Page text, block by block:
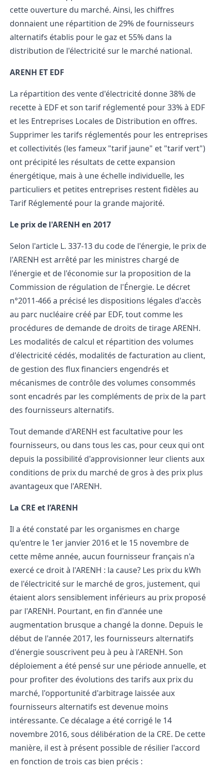
cette ouverture du marché. Ainsi, les chiffres
donnaient une répartition de 29% de fournisseurs
alternatifs établis pour le gaz et 55% dans la
distribution de l'électricité sur le marché national.
ARENH ET EDF
La répartition des vente d'électricité donne 38% de
recette à EDF et son tarif réglementé pour 33% à EDF
et les Entreprises Locales de Distribution en offres.
Supprimer les tarifs réglementés pour les entreprises
et collectivités (les fameux "tarif jaune" et "tarif vert")
ont précipité les résultats de cette expansion
énergétique, mais à une échelle individuelle, les
particuliers et petites entreprises restent fidèles au
Tarif Réglementé pour la grande majorité.
Le prix de l'ARENH en 2017
Selon l'article L. 337-13 du code de l'énergie, le prix de
l'ARENH est arrêté par les ministres chargé de
l'énergie et de l'économie sur la proposition de la
Commission de régulation de l'Énergie. Le décret
n°2011-466 a précisé les dispositions légales d'accès
au parc nucléaire créé par EDF, tout comme les
procédures de demande de droits de tirage ARENH.
Les modalités de calcul et répartition des volumes
d'électricité cédés, modalités de facturation au client,
de gestion des flux financiers engendrés et
mécanismes de contrôle des volumes consommés
sont encadrés par les compléments de prix de la part
des fournisseurs alternatifs.
Tout demande d'ARENH est facultative pour les
fournisseurs, ou dans tous les cas, pour ceux qui ont
depuis la possibilité d'approvisionner leur clients aux
conditions de prix du marché de gros à des prix plus
avantageux que l'ARENH.
La CRE et l’ARENH
Il a été constaté par les organismes en charge
qu'entre le 1er janvier 2016 et le 15 novembre de
cette même année, aucun fournisseur français n'a
exercé ce droit à l'ARENH : la cause? Les prix du kWh
de l'électricitésur le marché de gros, justement, qui
étaient alors sensiblement inférieurs au prix proposé
par l'ARENH. Pourtant, en fin d'année une
augmentation brusque a changé la donne. Depuis le
début de l'année 2017, les fournisseurs alternatifs
d'énergie souscrivent peu à peu à l'ARENH. Son
déploiement a été pensé sur une période annuelle, et
pour profiter des évolutions des tarifs aux prix du
marché, l'opportunité d'arbitrage laissée aux
fournisseurs alternatifs est devenue moins
intéressante. Ce décalage a été corrigé le 14
novembre 2016, sous délibération de la CRE. De cette
manière, il est à présent possible de résilier l'accord
en fonction de trois cas bien précis :